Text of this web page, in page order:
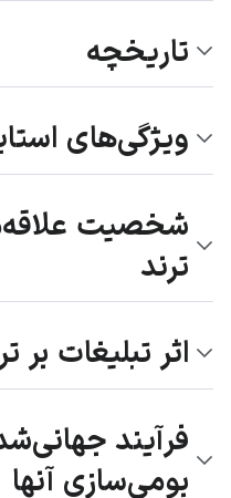
تاریخچه
ویژگی‌های
شخصیت
ترند
اثر تبلیغات
فرآیند
بومی‌سازی آنها